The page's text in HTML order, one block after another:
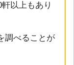
以上もあり
調べることが